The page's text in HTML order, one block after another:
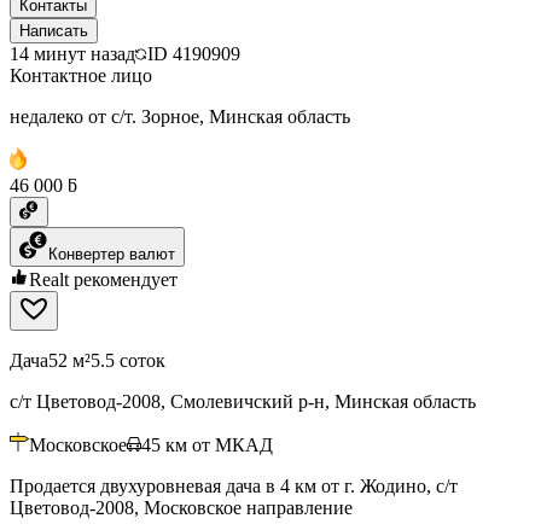
Контакты
Написать
14 минут назад ID 4190909
Контактное лицо
недалеко от с/т. Зорное, Минская область
46 000 ƃ
Конвертер валют
Realt рекомендует
Дача52 м²5.5 соток
с/т Цветовод-2008, Смолевичский р-н, Минская область
Московское 45 км от МКАД
Продается двухуровневая дача в 4 км от г. Жодино, с/т
Цветовод-2008, Московское направление